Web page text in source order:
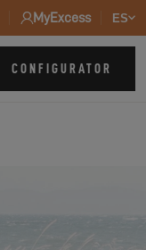
MyExcess ES
CONFIGURATOR